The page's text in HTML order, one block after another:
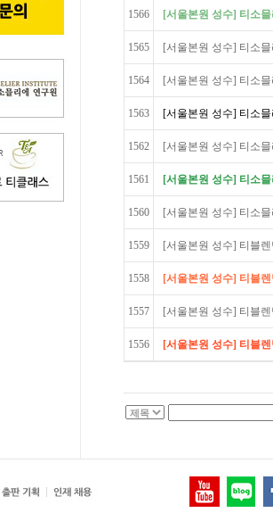
1566 [서울본원 성수] 티소
1565 [서울본원 성수] 티소
1564 [서울본원 성수] 티소
1563 [서울본원 성수] 티소믈
1562 [서울본원 성수] 티소
1561 [서울본원 성수] 티소
1560 [서울본원 성수] 티소
1559 [서울본원 성수] 티블
1558 [서울본원 성수] 티블
1557 [서울본원 성수] 티블
1556 [서울본원 성수] 티블